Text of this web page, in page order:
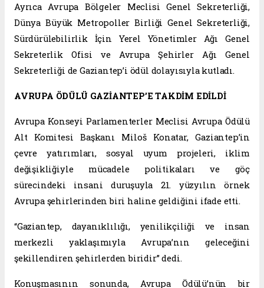
Ayrıca Avrupa Bölgeler Meclisi Genel Sekreterliği,
Dünya Büyük Metropoller Birliği Genel Sekreterliği,
Sürdürülebilirlik İçin Yerel Yönetimler Ağı Genel
Sekreterlik Ofisi ve Avrupa Şehirler Ağı Genel
Sekreterliği de Gaziantep’i ödül dolayısıyla kutladı.
AVRUPA ÖDÜLÜ GAZİANTEP’E TAKDİM EDİLDİ
Avrupa Konseyi Parlamenterler Meclisi Avrupa Ödülü
Alt Komitesi Başkanı Miloš Konatar, Gaziantep’in
çevre yatırımları, sosyal uyum projeleri, iklim
değişikliğiyle mücadele politikaları ve göç
sürecindeki insani duruşuyla 21. yüzyılın örnek
Avrupa şehirlerinden biri haline geldiğini ifade etti.
“Gaziantep, dayanıklılığı, yenilikçiliği ve insan
merkezli yaklaşımıyla Avrupa’nın geleceğini
şekillendiren şehirlerden biridir” dedi.
Konuşmasının sonunda, Avrupa Ödülü’nün bir